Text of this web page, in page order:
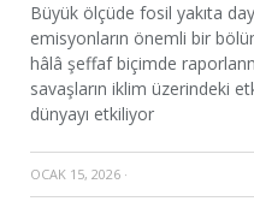
Büyük ölçüde fosil yakıta
emisyonların önemli bir
hâlâ şeffaf biçimde
savaşların iklim üzerindeki
dünyayı etkiliyor
OCAK 15, 2026 ·